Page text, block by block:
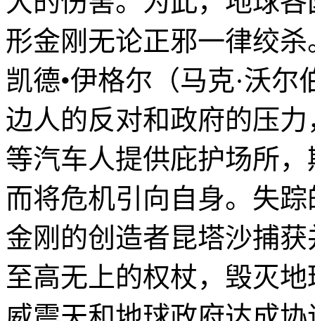
形金刚无论正邪一律绞
凯德•伊格尔（马克·沃尔
边人的反对和政府的压
等汽车人提供庇护场所
而将危机引向自身。失
金刚的创造者昆塔沙捕
至高无上的权杖，毁灭